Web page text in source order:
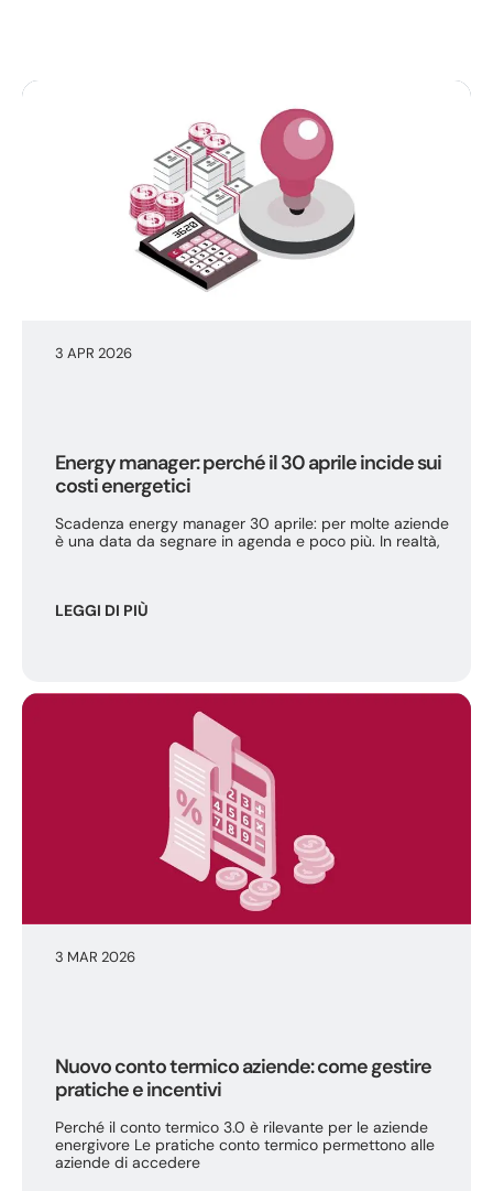
3 APR 2026
Energy manager: perché il 30 aprile incide sui
costi energetici
Scadenza energy manager 30 aprile: per molte aziende
è una data da segnare in agenda e poco più. In realtà,
LEGGI DI PIÙ
3 MAR 2026
Nuovo conto termico aziende: come gestire
pratiche e incentivi
Perché il conto termico 3.0 è rilevante per le aziende
energivore Le pratiche conto termico permettono alle
aziende di accedere